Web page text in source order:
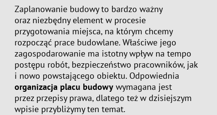
Zaplanowanie budowy to bardzo ważny
oraz niezbędny element w procesie
przygotowania miejsca, na którym chcemy
rozpocząć prace budowlane. Właściwe jego
zagospodarowanie ma istotny wpływ na tempo
postępu robót, bezpieczeństwo pracowników, jak
i nowo powstającego obiektu. Odpowiednia
organizacja placu budowy wymagana jest
przez przepisy prawa, dlatego też w dzisiejszym
wpisie przybliżymy ten temat.